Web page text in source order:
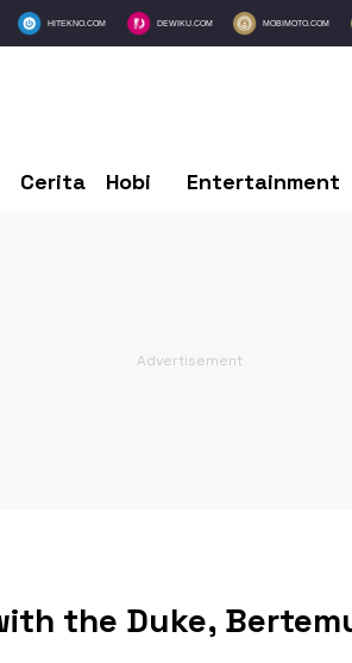
HITEKNO.COM DEWIKU.COM MOBIMOTO.COM
Cerita Hobi Entertainment
the Duke,